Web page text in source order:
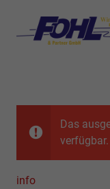
Das
verfügbar.
info